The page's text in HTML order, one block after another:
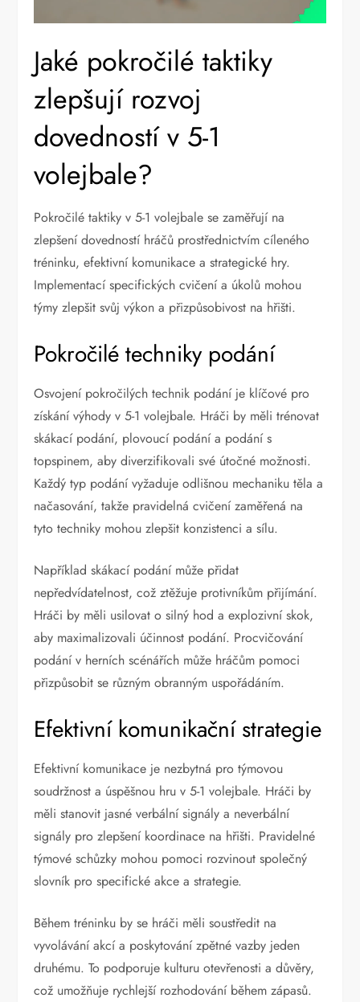
Jaké pokročilé taktiky
zlepšují rozvoj
dovedností v 5-1
volejbale?
Pokročilé taktiky v 5-1 volejbale se zaměřují na
zlepšení dovedností hráčů prostřednictvím cíleného
tréninku, efektivní komunikace a strategické hry.
Implementací specifických cvičení a úkolů mohou
týmy zlepšit svůj výkon a přizpůsobivost na hřišti.
Pokročilé techniky podání
Osvojení pokročilých technik podání je klíčové pro
získání výhody v 5-1 volejbale. Hráči by měli trénovat
skákací podání, plovoucí podání a podání s
topspinem, aby diverzifikovali své útočné možnosti.
Každý typ podání vyžaduje odlišnou mechaniku těla a
načasování, takže pravidelná cvičení zaměřená na
tyto techniky mohou zlepšit konzistenci a sílu.
Například skákací podání může přidat
nepředvídatelnost, což ztěžuje protivníkům přijímání.
Hráči by měli usilovat o silný hod a explozivní skok,
aby maximalizovali účinnost podání. Procvičování
podání v herních scénářích může hráčům pomoci
přizpůsobit se různým obranným uspořádáním.
Efektivní komunikační strategie
Efektivní komunikace je nezbytná pro týmovou
soudržnost a úspěšnou hru v 5-1 volejbale. Hráči by
měli stanovit jasné verbální signály a neverbální
signály pro zlepšení koordinace na hřišti. Pravidelné
týmové schůzky mohou pomoci rozvinout společný
slovník pro specifické akce a strategie.
Během tréninku by se hráči měli soustředit na
vyvolávání akcí a poskytování zpětné vazby jeden
druhému. To podporuje kulturu otevřenosti a důvěry,
což umožňuje rychlejší rozhodování během zápasů.